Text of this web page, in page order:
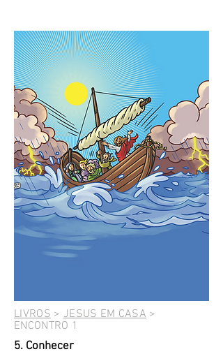
LIVROS> JESUS EM CASA >
ENCONTRO 1
5. Conhecer